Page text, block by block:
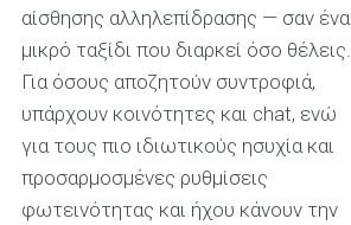
αίσθησης αλληλεπίδρασης — σαν ένα
μικρό ταξίδι που διαρκεί όσο θέλεις.
Για όσους αποζητούν συντροφιά,
υπάρχουν κοινότητες και chat, ενώ
για τους πιο ιδιωτικούς ησυχία και
προσαρμοσμένες ρυθμίσεις
φωτεινότητας και ήχου κάνουν την